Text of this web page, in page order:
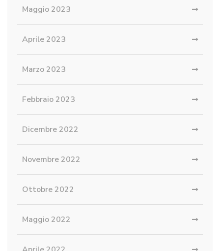
Maggio 2023
Aprile 2023
Marzo 2023
Febbraio 2023
Dicembre 2022
Novembre 2022
Ottobre 2022
Maggio 2022